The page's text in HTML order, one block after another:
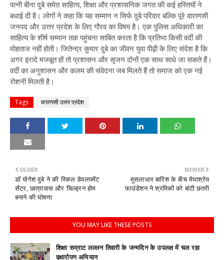
पत्नी बीना दुबे समेत साहित्य, शिक्षा और प्रशासनिक जगत की कई हस्तियों ने
बधाई दी है। लोगों ने कहा कि यह सम्मान न सिर्फ दुबे परिवार बल्कि पूरे वाराणसी
जनपद और उत्तर प्रदेश के लिए गौरव का विषय है। एक पुलिस अधिकारी का
साहित्य के शीर्ष सम्मान तक पहुंचना साबित करता है कि प्रतिभा किसी वर्दी की
मोहताज नहीं होती। जितेन्द्र कुमार दुबे का जीवन युवा पीढ़ी के लिए संदेश है कि
अगर इरादे मजबूत हों तो प्रशासन और सृजन दोनों एक साथ साधे जा सकते हैं।
वर्दी का अनुशासन और कलम की संवेदना जब मिलते हैं तो समाज को एक नई
रोशनी मिलती है।
Tags वाराणसी उत्तर प्रदेश
NEWER
मूसलाधार बारिश के बीच मेघाश्रेय
फाउंडेशन ने श्रमिकों को बांटी छतरी
OLDER
डॉ योगेश दुबे ने की स्किल डेवलपमेंट
सेंटर, छात्रावास और चिल्ड्रन होम
बनाने की घोषणा
YOU MAY LIKE THESE POSTS
शिक्षा सम्राट लल्लन तिवारी के जन्मदिन के उपलक्ष में चल रहा
वृक्षारोपण अभियान